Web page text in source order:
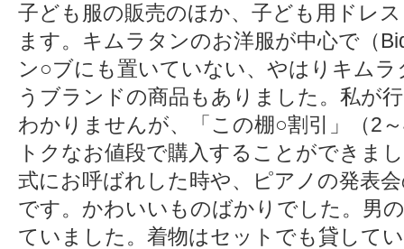
子ども服の販売のほか、子ども用ドレ
ます。キムラタンのお洋服が中心で（
ン○ブにも置いていない、やはりキム
うブランドの商品もありました。私が
わかりませんが、「この棚○割引」（2
トクなお値段で購入することができま
式にお呼ばれした時や、ピアノの発表
です。かわいいものばかりでした。男
ていました。着物はセットでも貸して